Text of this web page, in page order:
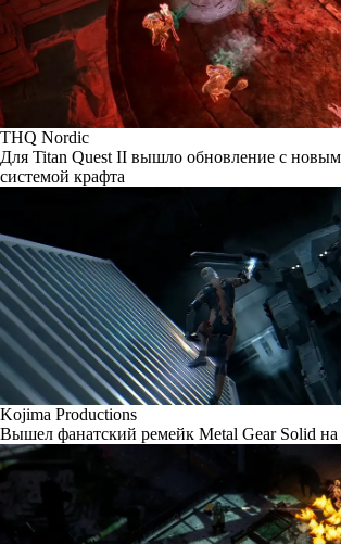
THQ Nordic
Для Titan Quest II вышло обновление с новым
системой крафта
Kojima Productions
Вышел фанатский ремейк Metal Gear Solid